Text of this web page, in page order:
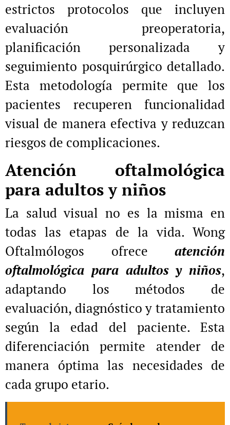
estrictos protocolos que incluyen
evaluación preoperatoria,
planificación personalizada y
seguimiento posquirúrgico detallado.
Esta metodología permite que los
pacientes recuperen funcionalidad
visual de manera efectiva y reduzcan
riesgos de complicaciones.
Atención oftalmológica
para adultos y niños
La salud visual no es la misma en
todas las etapas de la vida. Wong
Oftalmólogos ofrece atención
oftalmológica para adultos y niños,
adaptando los métodos de
evaluación, diagnóstico y tratamiento
según la edad del paciente. Esta
diferenciación permite atender de
manera óptima las necesidades de
cada grupo etario.